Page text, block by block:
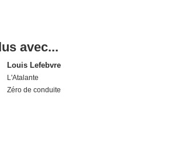
avec...
Louis Lefebvre
L'Atalante
Zéro de conduite